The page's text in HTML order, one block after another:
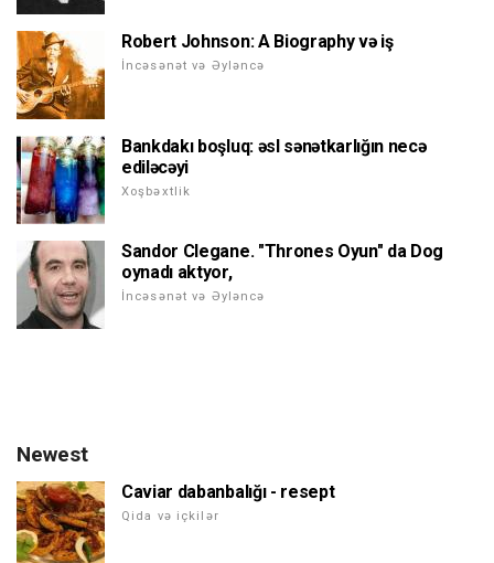
Robert Johnson: A Biography və iş
İncəsənət və Əyləncə
Bankdakı boşluq: əsl sənətkarlığın necə
ediləcəyi
Xoşbəxtlik
Sandor Clegane. "Thrones Oyun" da Dog
oynadı aktyor,
İncəsənət və Əyləncə
Newest
Caviar dabanbalığı - resept
Qida və içkilər